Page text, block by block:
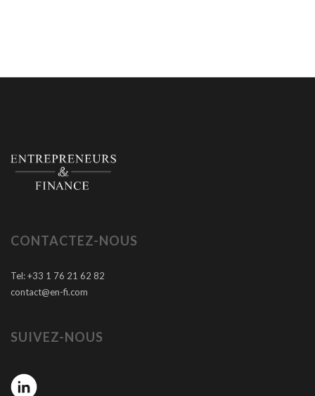
CONTACTEZ-NOUS
Tel: +33 1 76 21 62 82
contact@en-fi.com
SUIVEZ-NOUS